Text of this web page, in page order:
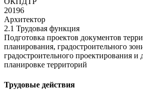
20196
Архитектор
2.1 Трудовая функция
Подготовка проектов документов
планирования, градостроительного
градостроительного проектирования
планировке территорий
Трудовые действия